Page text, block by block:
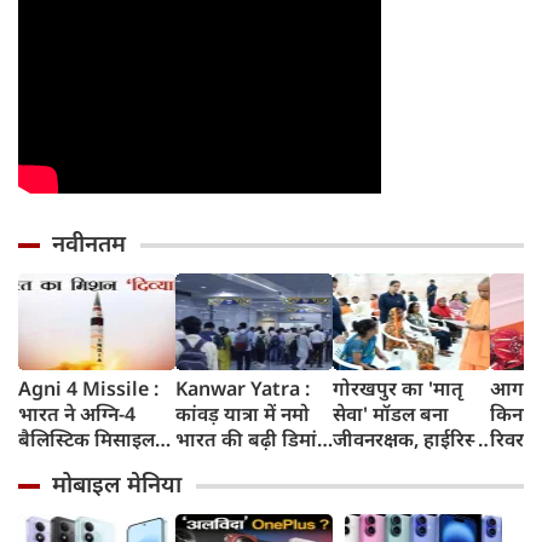
नवीनतम
Agni 4 Missile :
भारत ने अग्नि-4
बैलिस्टिक मिसाइल
किया, 4,000 KM
तक मारक क्षमता
Kanwar Yatra :
कांवड़ यात्रा में नमो
भारत की बढ़ी डिमांड,
कई स्टेशनों पर 50%
तक बढ़ी यात्रियों की
गोरखपुर का 'मातृ
सेवा' मॉडल बना
जीवनरक्षक, हाईरिस्क
इलाज से बची 77
जिंदगियां
आगरा
रिवर
करेगी
मोबाइल मेनिया